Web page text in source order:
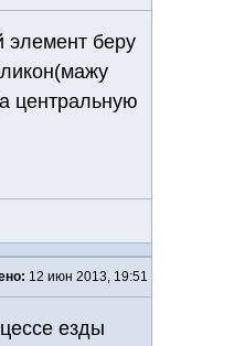
элемент беру
центральную
12 июн 2013, 19:51
езды